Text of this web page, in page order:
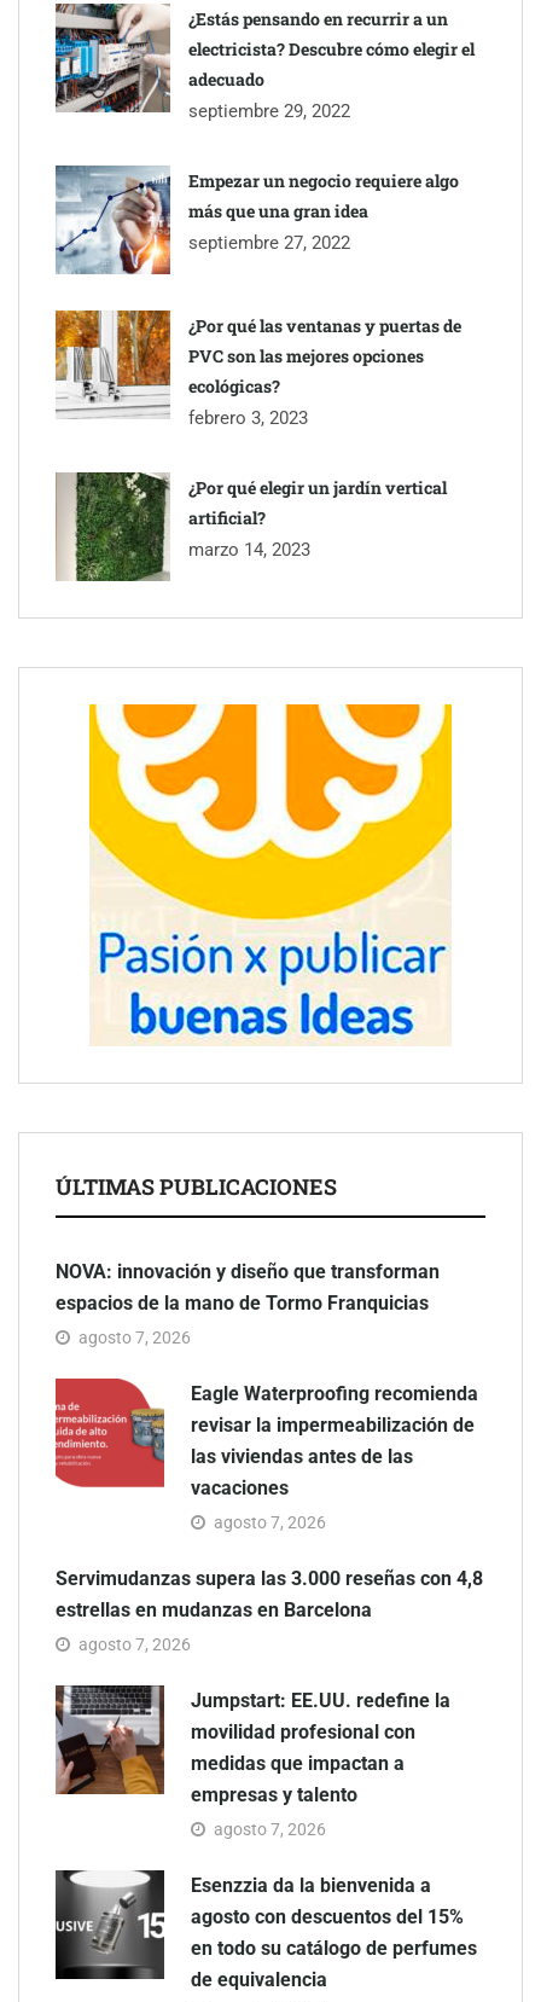
¿Estás pensando en recurrir a un
electricista? Descubre cómo elegir el
adecuado
septiembre 29, 2022
Empezar un negocio requiere algo
más que una gran idea
septiembre 27, 2022
¿Por qué las ventanas y puertas de
PVC son las mejores opciones
ecológicas?
febrero 3, 2023
¿Por qué elegir un jardín vertical
artificial?
marzo 14, 2023
ÚLTIMAS PUBLICACIONES
NOVA: innovación y diseño que transforman
espacios de la mano de Tormo Franquicias
agosto 7, 2026
Eagle Waterproofing recomienda
revisar la impermeabilización de
las viviendas antes de las
vacaciones
agosto 7, 2026
Servimudanzas supera las 3.000 reseñas con 4,8
estrellas en mudanzas en Barcelona
agosto 7, 2026
Jumpstart: EE.UU. redefine la
movilidad profesional con
medidas que impactan a
empresas y talento
agosto 7, 2026
Esenzzia da la bienvenida a
agosto con descuentos del 15%
en todo su catálogo de perfumes
de equivalencia